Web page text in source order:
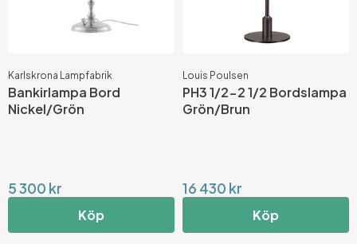
Karlskrona Lampfabrik
Bankirlampa Bord
Nickel/Grön
5 300 kr
Köp
Louis Poulsen
PH3 1/2-2 1/2 Bordslampa
Grön/Brun
16 430 kr
Köp